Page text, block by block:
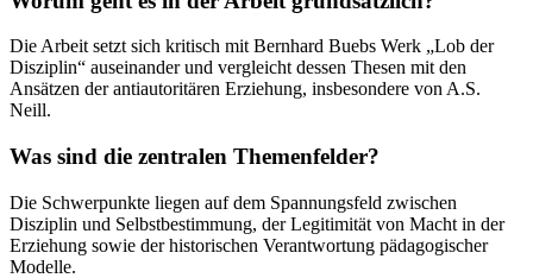
Die Arbeit setzt sich kritisch mit Bernhard Buebs Werk „Lob der
Disziplin“ auseinander und vergleicht dessen Thesen mit den
Ansätzen der antiautoritären Erziehung, insbesondere von A.S.
Neill.
Was sind die zentralen Themenfelder?
Die Schwerpunkte liegen auf dem Spannungsfeld zwischen
Disziplin und Selbstbestimmung, der Legitimität von Macht in der
Erziehung sowie der historischen Verantwortung pädagogischer
Modelle.